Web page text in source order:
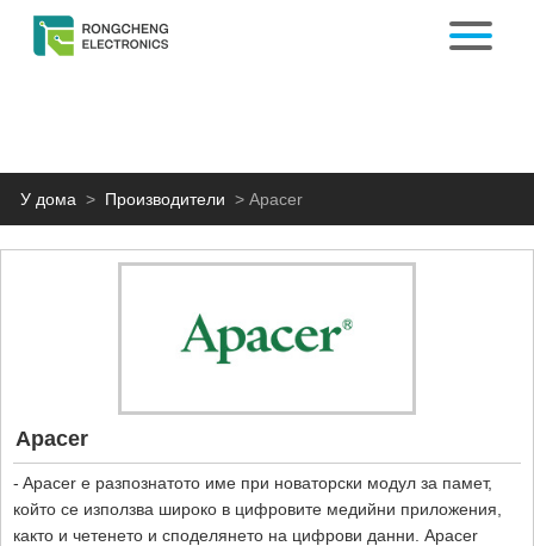
У дома > Производители >Apacer
Apacer
- Apacer е разпознатото име при новаторски модул за памет,
който се използва широко в цифровите медийни приложения,
както и четенето и споделянето на цифрови данни. Apacer